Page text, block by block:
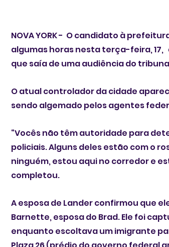
NOVA YORK -  O candidato à
algumas horas nesta terça-feira,
que saía de uma audiência do
O atual controlador da cidade
sendo algemado pelos agentes
“Vocês não têm autoridade para
policiais. Alguns deles estão com o
ninguém, estou aqui no corredor e
completou.
A esposa de Lander confirmou que
Barnette, esposa do Brad. Ele foi
enquanto escoltava um imigrante